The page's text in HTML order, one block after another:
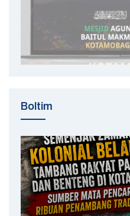
Boltim